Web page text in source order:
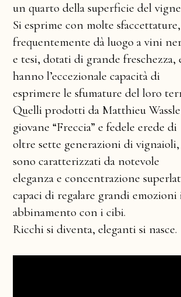
un quarto della superficie del
Si esprime con molte sfaccettature,
frequentemente dà luogo a vini
e tesi, dotati di grande freschezza,
hanno l’eccezionale capacità di
esprimere le sfumature del loro
Quelli prodotti da Matthieu
giovane “Freccia” e fedele erede di
oltre sette generazioni di vignaioli,
sono caratterizzati da notevole
eleganza e concentrazione
capaci di regalare grandi emozioni
abbinamento con i cibi.
Ricchi si diventa, eleganti si nasce.